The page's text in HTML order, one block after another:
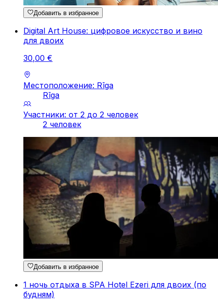
Добавить в избранное
Digital Art House: цифровое искусство и вино
для двоих
30,00 €
Местоположение: Rīga
Rīga
Участники: от 2 до 2 человек
2 человек
Добавить в избранное
1 ночь отдыха в SPA Hotel Ezeri для двоих (по
будням)